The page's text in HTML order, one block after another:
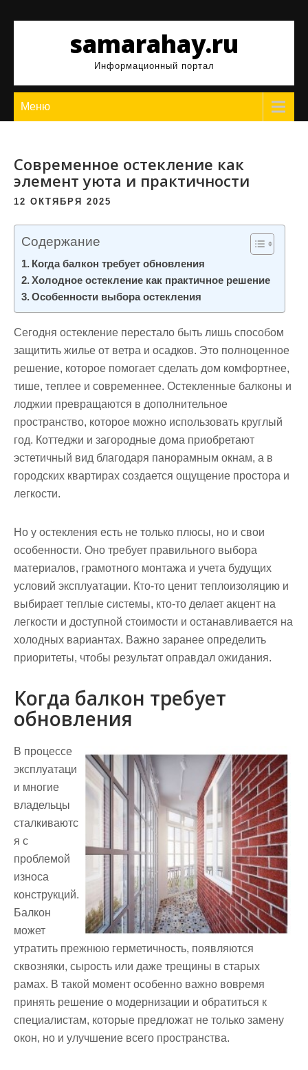
samarahay.ru
Информационный портал
Меню
Современное остекление как
элемент уюта и практичности
12 ОКТЯБРЯ 2025
Содержание
Когда балкон требует обновления
Холодное остекление как практичное решение
Особенности выбора остекления
Сегодня остекление перестало быть лишь способом
защитить жилье от ветра и осадков. Это полноценное
решение, которое помогает сделать дом комфортнее,
тише, теплее и современнее. Остекленные балконы и
лоджии превращаются в дополнительное
пространство, которое можно использовать круглый
год. Коттеджи и загородные дома приобретают
эстетичный вид благодаря панорамным окнам, а в
городских квартирах создается ощущение простора и
легкости.
Но у остекления есть не только плюсы, но и свои
особенности. Оно требует правильного выбора
материалов, грамотного монтажа и учета будущих
условий эксплуатации. Кто-то ценит теплоизоляцию и
выбирает теплые системы, кто-то делает акцент на
легкости и доступной стоимости и останавливается на
холодных вариантах. Важно заранее определить
приоритеты, чтобы результат оправдал ожидания.
Когда балкон требует
обновления
В процессе
эксплуатаци
и многие
владельцы
сталкиваютс
я с
проблемой
износа
конструкций.
Балкон
может
утратить прежнюю герметичность, появляются
сквозняки, сырость или даже трещины в старых
рамах. В такой момент особенно важно вовремя
принять решение о модернизации и обратиться к
специалистам, которые предложат не только замену
окон, но и улучшение всего пространства.